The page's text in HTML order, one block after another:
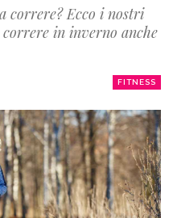
correre? Ecco i nostri
in inverno anche
FITNESS